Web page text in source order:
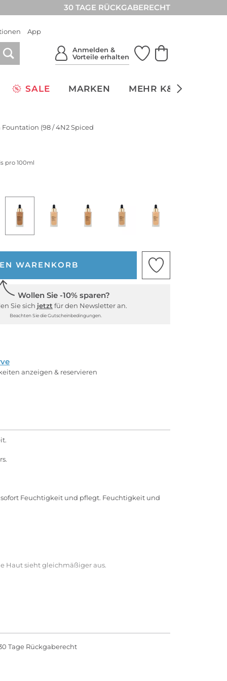
30 TAGE RÜCKGABERECHT
App
Anmelden &
Vorteile erhalten
SALE MARKEN MEHR K&Ö
(98 / 4N2 Spiced
pro 100ml
WARENKORB
Wollen Sie -10% sparen?
Sie sich jetzt für den Newsletter an.
Beachten Sie die Gutscheinbedingungen.
anzeigen & reservieren
Feuchtigkeit und pflegt. Feuchtigkeit und
Haut sieht gleichmäßiger aus.
ist und nicht fettet.
Tage Rückgaberecht